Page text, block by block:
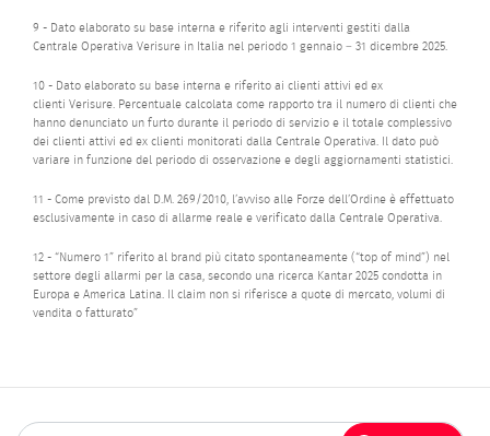
9 - Dato elaborato su base interna e riferito agli interventi gestiti dalla
Centrale Operativa Verisure in Italia nel periodo 1 gennaio – 31 dicembre 2025.
10 - Dato elaborato su base interna e riferito ai clienti attivi ed ex
clienti Verisure. Percentuale calcolata come rapporto tra il numero di clienti che
hanno denunciato un furto durante il periodo di servizio e il totale complessivo
dei clienti attivi ed ex clienti monitorati dalla Centrale Operativa. Il dato può
variare in funzione del periodo di osservazione e degli aggiornamenti statistici.
11 - Come previsto dal D.M. 269/2010, l’avviso alle Forze dell’Ordine è effettuato
esclusivamente in caso di allarme reale e verificato dalla Centrale Operativa.
12 - “Numero 1” riferito al brand più citato spontaneamente (“top of mind”) nel
settore degli allarmi per la casa, secondo una ricerca Kantar 2025 condotta in
Europa e America Latina. Il claim non si riferisce a quote di mercato, volumi di
vendita o fatturato”